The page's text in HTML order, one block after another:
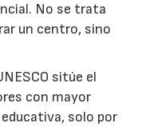
No se trata
un centro, sino
sitúe el
con mayor
solo por